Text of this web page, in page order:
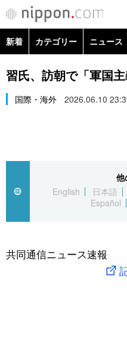
社会
旅と暮らし
新着 カテゴリー ニュース
政治・外交
経済・ビジネス
社会
文化
科学・技術
暮らし
習氏、訪朝で「軍国
国際・海外 2026.06.10
他
English
日本語
Español
共同通信ニュース速報